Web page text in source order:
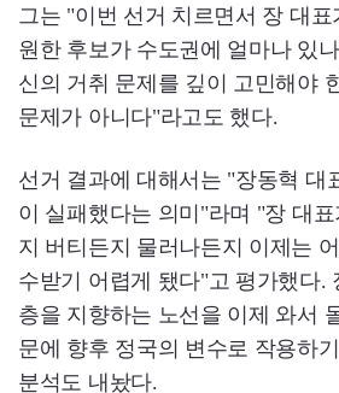
그는 "이번 선거 치르면서 장 대표
원한 후보가 수도권에 얼마나 있
신의 거취 문제를 깊이 고민해야
문제가 아니다"라고도 했다.
선거 결과에 대해서는 "장동혁 대
이 실패했다는 의미"라며 "장 대
지 버티든지 물러나든지 이제는
수받기 어렵게 됐다"고 평가했다.
층을 지향하는 노선을 이제 와서
문에 향후 정국의 변수로 작용하
분석도 내놨다.